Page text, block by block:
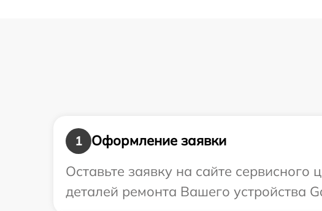
1
Оформление заявки
Оставьте заявку на сайте
деталей ремонта Вашего устройства